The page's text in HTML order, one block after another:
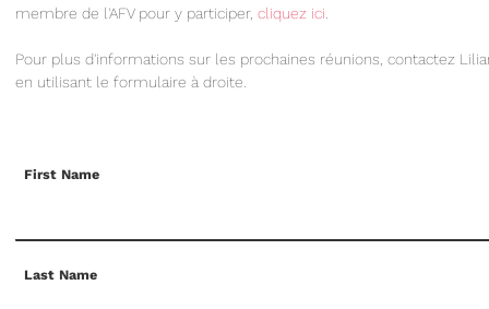
membre de l'AFV pour y participer, cliquez ici
Pour plus d'informations sur les prochaines réunions, contactez
en utilisant le formulaire à droite.
First Name
Last Name